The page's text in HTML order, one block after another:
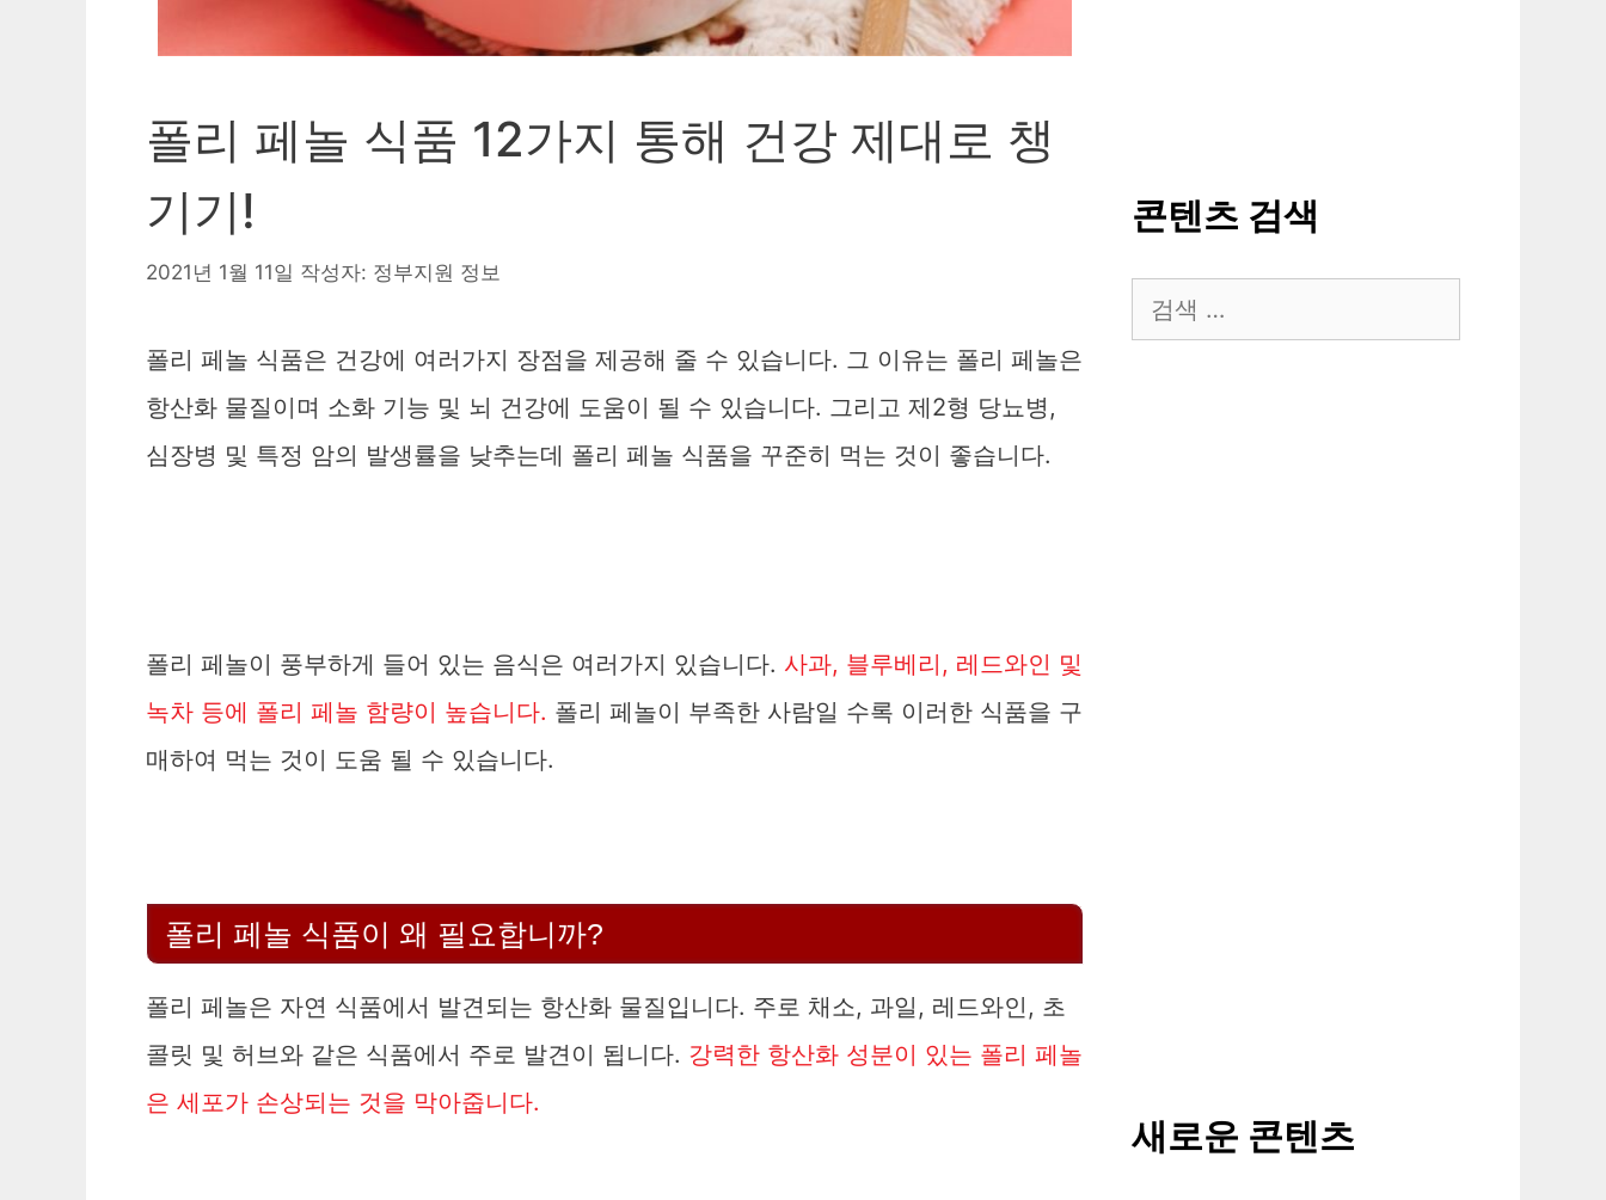
폴리 페놀 식품 12가지 통해 건강 제대로 챙
기기!
2021년 1월 11일 작성자: 정부지원 정보
폴리 페놀 식품은 건강에 여러가지 장점을 제공해 줄 수 있습니다. 그 이유는 폴리 페놀은
항산화 물질이며 소화 기능 및 뇌 건강에 도움이 될 수 있습니다. 그리고 제2형 당뇨병,
심장병 및 특정 암의 발생률을 낮추는데 폴리 페놀 식품을 꾸준히 먹는 것이 좋습니다.
폴리 페놀이 풍부하게 들어 있는 음식은 여러가지 있습니다. 사과, 블루베리, 레드와인 및
녹차 등에 폴리 페놀 함량이 높습니다. 폴리 페놀이 부족한 사람일 수록 이러한 식품을 구
매하여 먹는 것이 도움 될 수 있습니다.
폴리 페놀 식품이 왜 필요합니까?
폴리 페놀은 자연 식품에서 발견되는 항산화 물질입니다. 주로 채소, 과일, 레드와인, 초
콜릿 및 허브와 같은 식품에서 주로 발견이 됩니다. 강력한 항산화 성분이 있는 폴리 페놀
은 세포가 손상되는 것을 막아줍니다.
콘텐츠 검색
색:
새로운 콘텐츠